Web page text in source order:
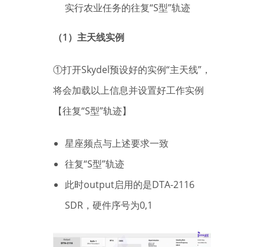
实行农业任务的往复“S型”轨迹
（1）主天线实例
①打开Skydel预设好的实例“主天线”，
将会加载以上信息并设置好工作实例
【往复“S型”轨迹】
星座频点与上述要求一致
往复“S型”轨迹
此时output启用的是DTA-2116
SDR，硬件序号为0,1